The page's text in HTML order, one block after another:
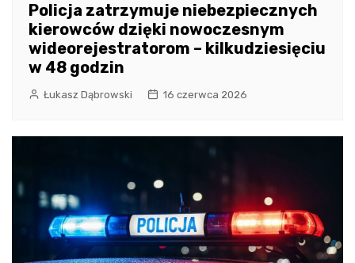
Policja zatrzymuje niebezpiecznych
kierowców dzięki nowoczesnym
wideorejestratorom – kilkudziesięciu
w 48 godzin
Łukasz Dąbrowski 16 czerwca 2026